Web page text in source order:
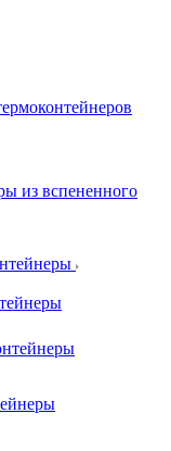
из вспененного